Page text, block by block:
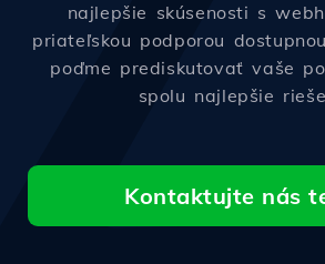
najlepšie skúsenosti s
priateľskou podporou
poďme prediskutovať vaše
spolu najlepšie
Kontaktujte nás